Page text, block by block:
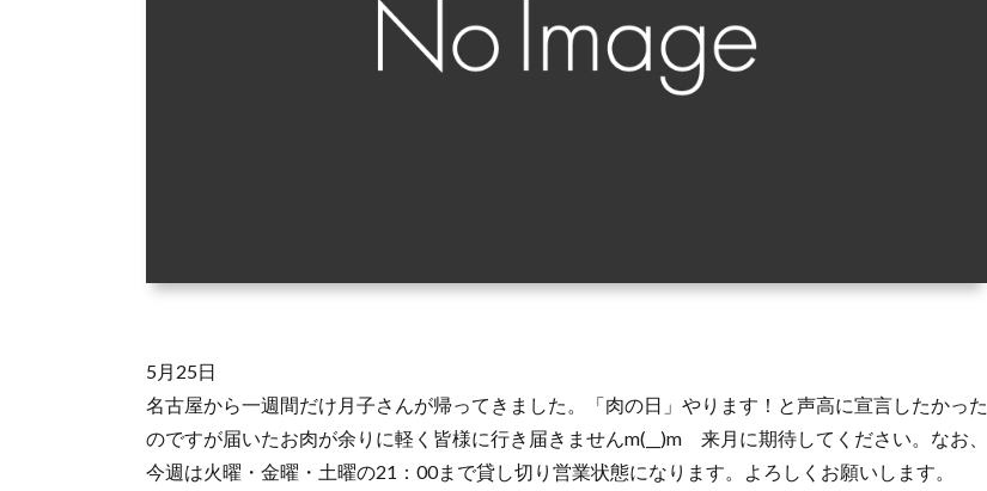
5月25日
名古屋から一週間だけ月子さんが帰ってきました。「肉の日」やります！と声高に宣言したかった
のですが届いたお肉が余りに軽く皆様に行き届きませんm(__)m 来月に期待してください。なお、
今週は火曜・金曜・土曜の21：00まで貸し切り営業状態になります。よろしくお願いします。